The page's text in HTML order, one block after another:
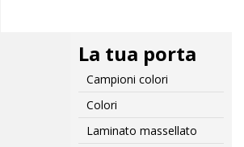
La tua porta
Campioni colori
Colori
Laminato massellato